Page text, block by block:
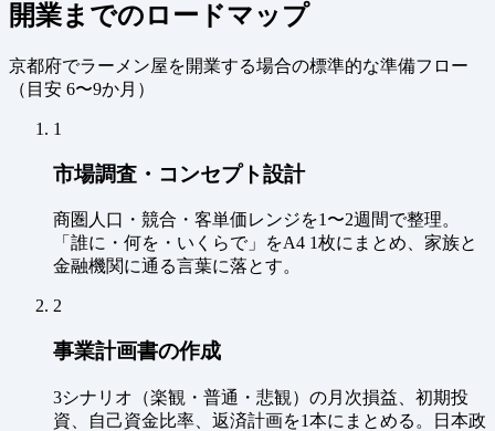
開業までのロードマップ
京都府でラーメン屋を開業する場合の標準的な準備フロー
（ 目安 6〜9か月 ）
1
市場調査・コンセプト設計
商圏人口・競合・客単価レンジを1〜2週間で整理。
「誰に・何を・いくらで」をA4 1枚にまとめ、家族と
金融機関に通る言葉に落とす。
2
事業計画書の作成
3シナリオ（楽観・普通・悲観）の月次損益、初期投
資、自己資金比率、返済計画を1本にまとめる。日本政